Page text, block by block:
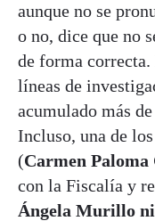
aunque no se
o no, dice que no
de forma
líneas de
acumulado más
Incluso, una de
(Carmen Paloma
con la Fiscalía y
Ángela Murillo